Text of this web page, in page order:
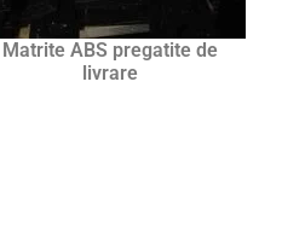
Matrite ABS pregatite de
livrare